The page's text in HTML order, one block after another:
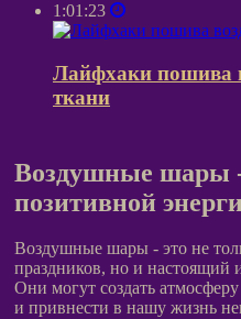
1:01:23
Лайфхаки пошива
ткани
Воздушные шары
позитивной
Воздушные шары - это не
праздников, но и настоящий
Они могут создать
и привнести в нашу жизнь